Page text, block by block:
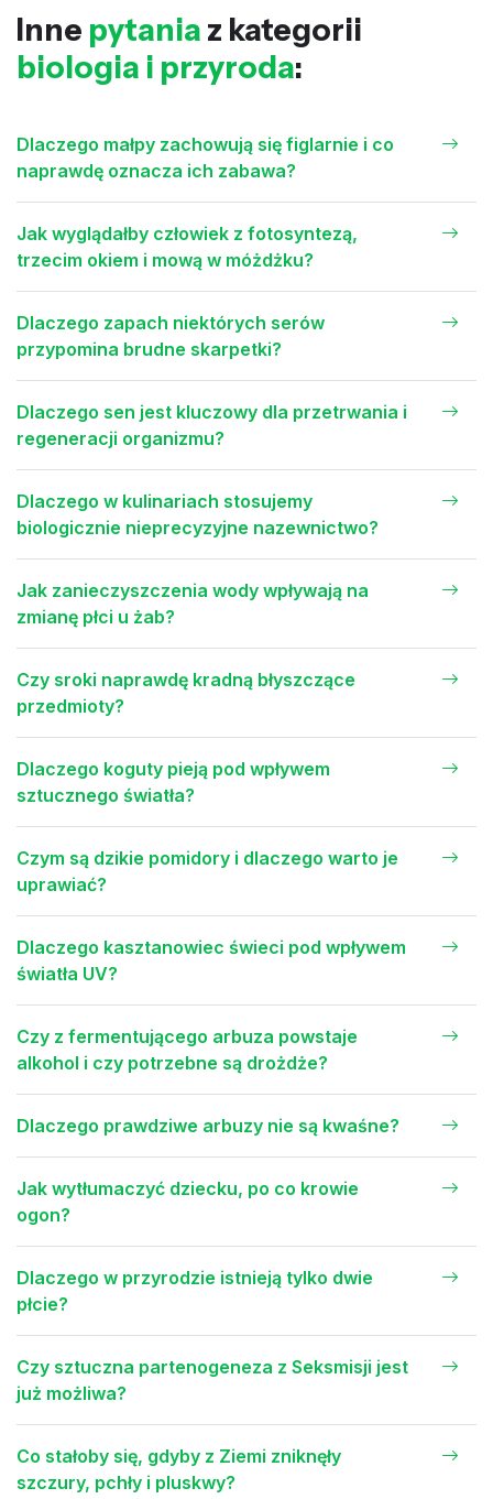
Inne pytania z kategorii
biologia i przyroda:
Dlaczego małpy zachowują się figlarnie i co
naprawdę oznacza ich zabawa?
Jak wyglądałby człowiek z fotosyntezą,
trzecim okiem i mową w móżdżku?
Dlaczego zapach niektórych serów
przypomina brudne skarpetki?
Dlaczego sen jest kluczowy dla przetrwania i
regeneracji organizmu?
Dlaczego w kulinariach stosujemy
biologicznie nieprecyzyjne nazewnictwo?
Jak zanieczyszczenia wody wpływają na
zmianę płci u żab?
Czy sroki naprawdę kradną błyszczące
przedmioty?
Dlaczego koguty pieją pod wpływem
sztucznego światła?
Czym są dzikie pomidory i dlaczego warto je
uprawiać?
Dlaczego kasztanowiec świeci pod wpływem
światła UV?
Czy z fermentującego arbuza powstaje
alkohol i czy potrzebne są drożdże?
Dlaczego prawdziwe arbuzy nie są kwaśne?
Jak wytłumaczyć dziecku, po co krowie
ogon?
Dlaczego w przyrodzie istnieją tylko dwie
płcie?
Czy sztuczna partenogeneza z Seksmisji jest
już możliwa?
Co stałoby się, gdyby z Ziemi zniknęły
szczury, pchły i pluskwy?